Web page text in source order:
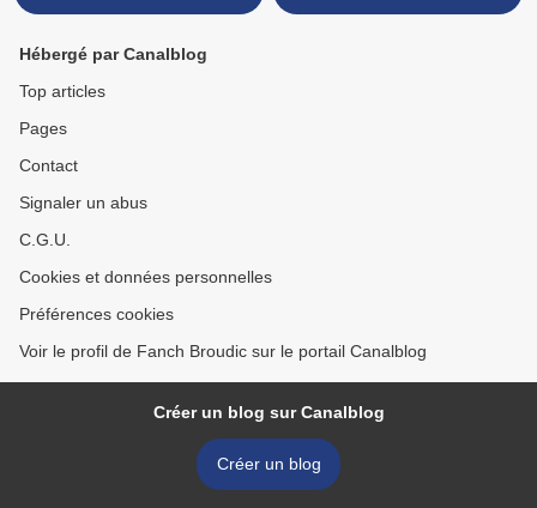
Hébergé par Canalblog
Top articles
Pages
Contact
Signaler un abus
C.G.U.
Cookies et données personnelles
Préférences cookies
Voir le profil de Fanch Broudic sur le portail Canalblog
Créer un blog sur Canalblog
Créer un blog